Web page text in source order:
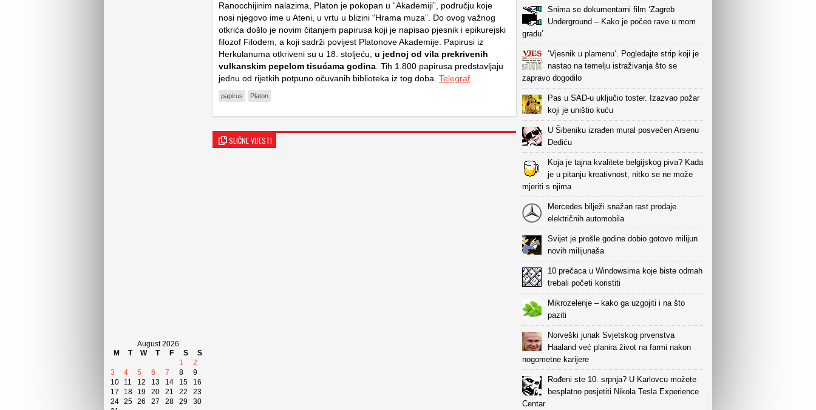
August 2026
M
T W T F S
S
1
2
3
4 5 6 7 8
9
10
11 12 13 14 15
16
17
18 19 20 21 22
23
24 25 26 27 28 29
30
Ranocchijinim nalazima, Platon je pokopan u “Akademiji”, području koje
nosi njegovo ime u Ateni, u vrtu u blizini “Hrama muza”. Do ovog važnog
otkrića došlo je novim čitanjem papirusa koji je napisao pjesnik i epikurejski
filozof Filodem, a koji sadrži povijest Platonove Akademije. Papirusi iz
Herkulanuma otkriveni su u 18. stoljeću, u jednoj od vila prekrivenih
vulkanskim pepelom tisućama godina . Tih 1.800 papirusa predstavljaju
jednu od rijetkih potpuno očuvanih biblioteka iz tog doba. Telegraf
papirus Platon
SLIČNE VIJESTI
Snima se dokumentarni film ‘Zagreb
Underground – Kako je počeo rave u mom
gradu’
‘Vjesnik u plamenu‘. Pogledajte strip koji je
nastao na temelju istraživanja što se
zapravo dogodilo
Pas u SAD-u uključio toster. Izazvao požar
koji je uništio kuću
U Šibeniku izrađen mural posvećen Arsenu
Dediću
Koja je tajna kvalitete belgijskog piva? Kada
je u pitanju kreativnost, nitko se ne može
mjeriti s njima
Mercedes bilježi snažan rast prodaje
električnih automobila
Svijet je prošle godine dobio gotovo milijun
novih milijunaša
10 prečaca u Windowsima koje biste odmah
trebali početi koristiti
Mikrozelenje – kako ga uzgojiti i na što
paziti
Norveški junak Svjetskog prvenstva
Haaland već planira život na farmi nakon
nogometne karijere
Rođeni ste 10. srpnja? U Karlovcu možete
besplatno posjetiti Nikola Tesla Experience
Centar